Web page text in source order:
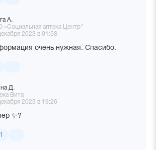
А.
«Социальная аптека Центр"
2023 в 01:58
очень нужная. Спасибо.
Д.
Вита
2023 в 19:26
✨?
1